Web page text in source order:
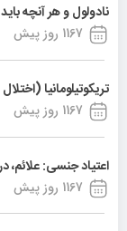
نادولول و هر آنچه
1167 روز پیش
تریکوتیلومانیا
1167 روز پیش
اعتیاد جنسی: علائم،
1167 روز پیش